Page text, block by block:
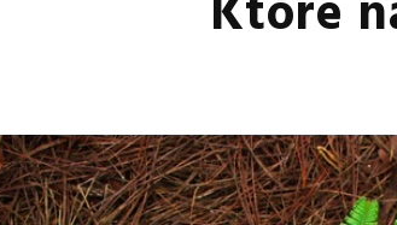
Które